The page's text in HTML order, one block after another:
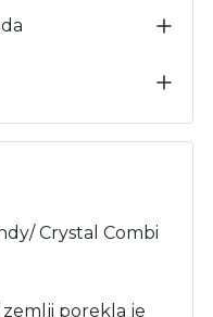
Crystal Combi
porekla je